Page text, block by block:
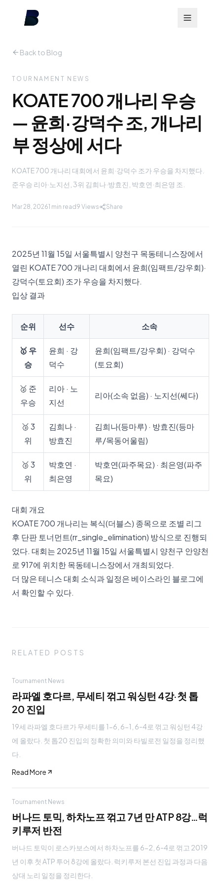
Back to Blog
TOURNAMENT NEWS
KOATE 700 개나리 우승
— 윤희·강덕수 조, 개나리
부 정상에 서다
KOATE 700 개나리 대회에서 윤희·강덕수 조가 우승을 차지했다.
준우승 리아·노지선, 3위 김희나·방효진, 박호연·최은영 조.
Mar 28, 20261 min read 9 Views Share
2025년 11월 15일 서울특별시 양천구 목동테니스장에서
열린 KOATE 700 개나리 대회에서 윤희(임팩트/강우회)·
강덕수(토요회) 조가 우승을 차지했다.
입상 결과
순위 선수 소속
🥇 우
승
윤희 · 강
덕수
윤희(임팩트/강우회) · 강덕수
(토요회)
🥈 준
우승
리아 · 노
지선
리아(소속 없음) · 노지선(쎄다)
🥉 3
위
김희나 ·
방효진
김희나(등마루) · 방효진(등마
루/목동어울림)
🥉 3
위
박호연 ·
최은영
박호연(파주목요) · 최은영(파주
목요)
대회 개요
KOATE 700 개나리는 복식(더블스) 종목으로 조별 리그
후 단판 토너먼트(rr_single_elimination) 방식으로 진행되
었다. 대회는 2025년 11월 15일 서울특별시 양천구 안양천
로 917에 위치한 목동테니스장에서 개최되었다.
더 많은 테니스 대회 소식과 일정은 베이스라인 블로그에
서 확인할 수 있다.
RELATED POSTS
Tournament News
라파엘 호다르, 무세티 꺾고 워싱턴 4강·첫 톱
20 진입
19세 라파엘 호다르가 무세티를 1-6, 6-1, 6-4로 꺾고 워싱턴 4강
에 올랐다. 첫 톱20 진입의 정확한 의미와 타빌로전 일정을 정리했
다.
Read More
Tournament News
버나드 토믹, 하차노프 꺾고 7년 만 ATP 8강…럭
키루저 반전
버나드 토믹이 로스카보스에서 하차노프를 6-2, 6-4로 꺾고 2019
년 이후 첫 ATP 투어 8강에 올랐다. 럭키루저 본선 진입 과정과 다음
상대 노리 일정을 정리한다.